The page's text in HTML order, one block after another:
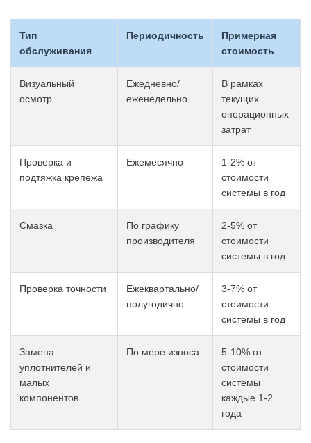
Тип
обслуживания
Периодичность
Примерная
стоимость
Визуальный
осмотр
Ежедневно/
еженедельно
В рамках
текущих
операционных
затрат
Проверка и
подтяжка крепежа
Ежемесячно
1-2% от
стоимости
системы в год
Смазка
По графику
производителя
2-5% от
стоимости
системы в год
Проверка точности
Ежеквартально/
полугодично
3-7% от
стоимости
системы в год
Замена
уплотнителей и
малых
компонентов
По мере износа
5-10% от
стоимости
системы
каждые 1-2
года